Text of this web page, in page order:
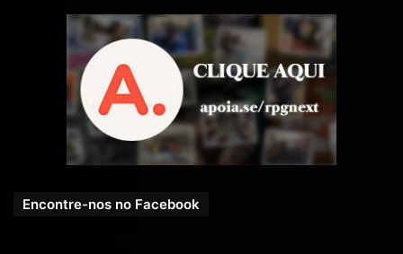
Encontre-nos no Facebook